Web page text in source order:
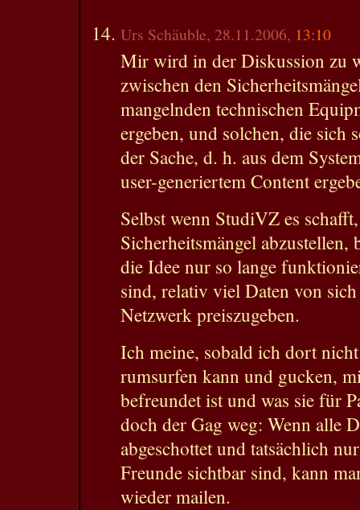
Urs Schäuble, 28.11.2006, 13:10
Mir wird in der Diskussion zu
zwischen den
mangelnden technischen
ergeben, und solchen, die sich
der Sache, d. h. aus dem
user-generiertem Content
Selbst wenn StudiVZ es
Sicherheitsmängel abzustellen,
die Idee nur so lange
sind, relativ viel Daten von
Netzwerk preiszugeben.
Ich meine, sobald ich dort
rumsurfen kann und gucken,
befreundet ist und was sie für
doch der Gag weg: Wenn alle
abgeschottet und tatsächlich
Freunde sichtbar sind, kann
wieder mailen.